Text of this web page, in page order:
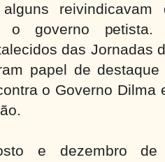
alguns
o governo
das Jornadas
papel de
o Governo Dilma
e dezembro